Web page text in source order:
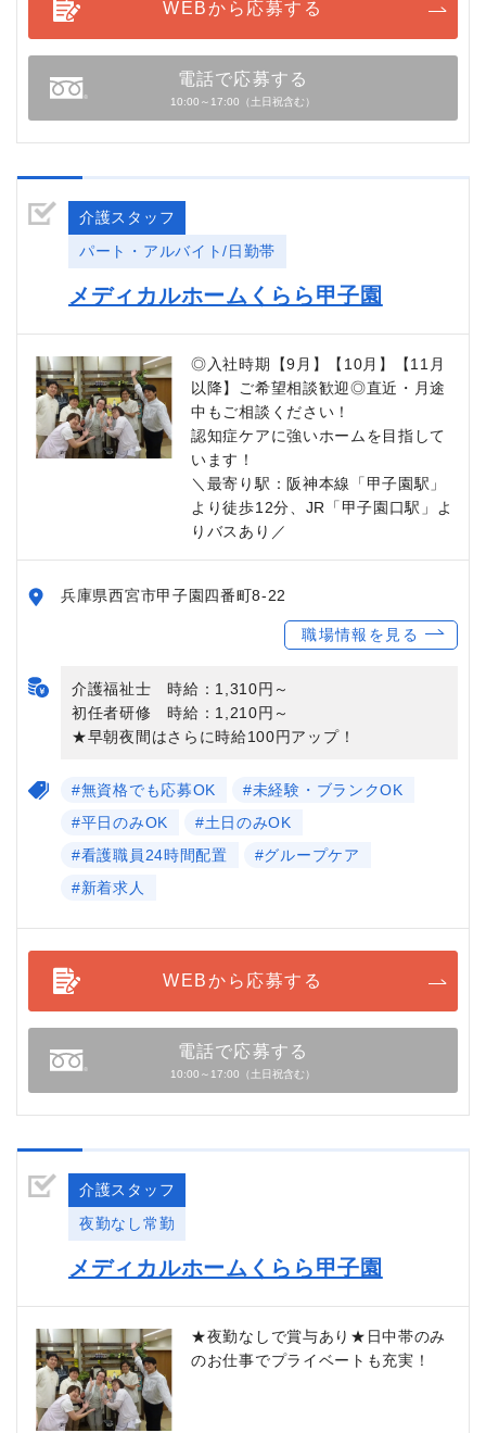
WEBから応募する
電話で応募する
10:00～17:00（土日祝含む）
介護スタッフ
パート・アルバイト/日勤帯
メディカルホームくらら甲子園
◎入社時期【9月】【10月】【11月
以降】ご希望相談歓迎◎直近・月途
中もご相談ください！
認知症ケアに強いホームを目指して
います！
＼最寄り駅：阪神本線「甲子園駅」
より徒歩12分、JR「甲子園口駅」よ
りバスあり／
兵庫県西宮市甲子園四番町8-22
職場情報を見る
介護福祉士 時給：1,310円～
初任者研修 時給：1,210円～
★早朝夜間はさらに時給100円アップ！
#無資格でも応募OK
#未経験・ブランクOK
#平日のみOK
#土日のみOK
#看護職員24時間配置
#グループケア
#新着求人
WEBから応募する
電話で応募する
10:00～17:00（土日祝含む）
介護スタッフ
夜勤なし常勤
メディカルホームくらら甲子園
★夜勤なしで賞与あり★日中帯のみ
のお仕事でプライベートも充実！